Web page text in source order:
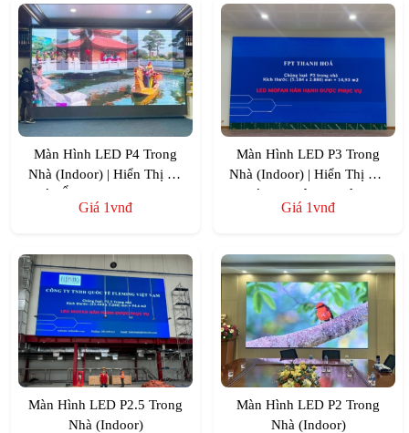
Màn Hình LED P4 Trong
Nhà (Indoor) | Hiển Thị Rõ
Nét, Ổn Định – VietStage
Giá 1vnđ
Màn Hình LED P3 Trong
Nhà (Indoor) | Hiển Thị Sắc
Nét, Chuyên Nghiệp –
VietStage
Giá 1vnđ
Màn Hình LED P2.5 Trong
Nhà (Indoor)
Màn Hình LED P2 Trong
Nhà (Indoor)